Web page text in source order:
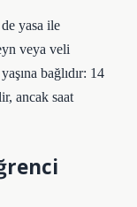
yasa ile
veya veli
bağlıdır: 14
ancak saat